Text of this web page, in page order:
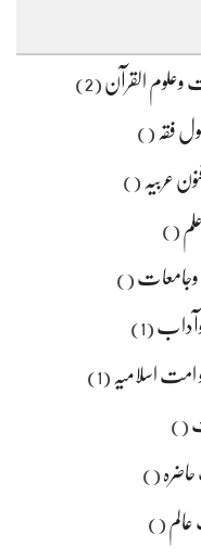
وعلوم القرآن (2)
فقہ ()
عربیہ ()
()
وجامعات ()
(1)
امت اسلامیہ (1)
()
()
()